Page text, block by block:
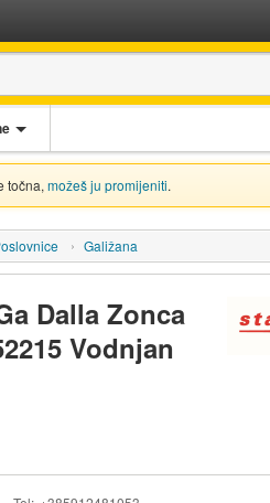
točna, možeš ju promijeniti.
Galižana
Dalla Zonca
Vodnjan